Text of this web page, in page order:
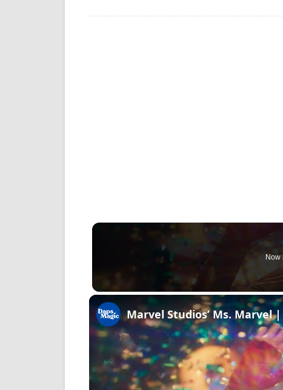
Now
Marvel Studios’ Ms. Marvel